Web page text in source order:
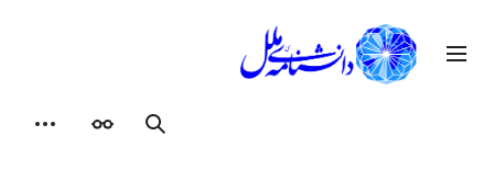
محتوامنوی اصلی
جستجوظاهر